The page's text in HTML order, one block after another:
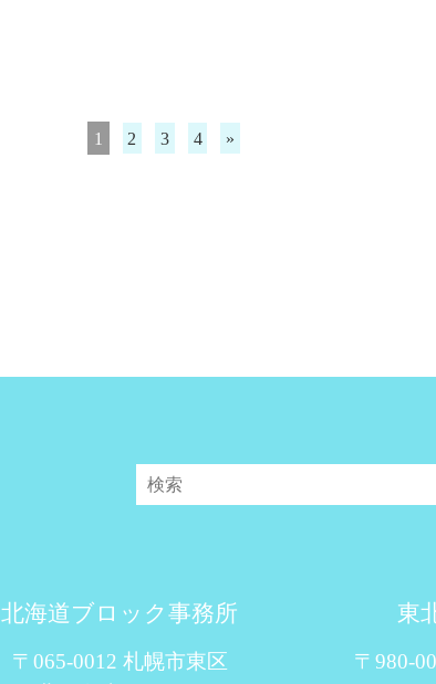
1 2 3 4 »
北海道ブロック事務所
〒065-0012 札幌市東区
東
〒980-